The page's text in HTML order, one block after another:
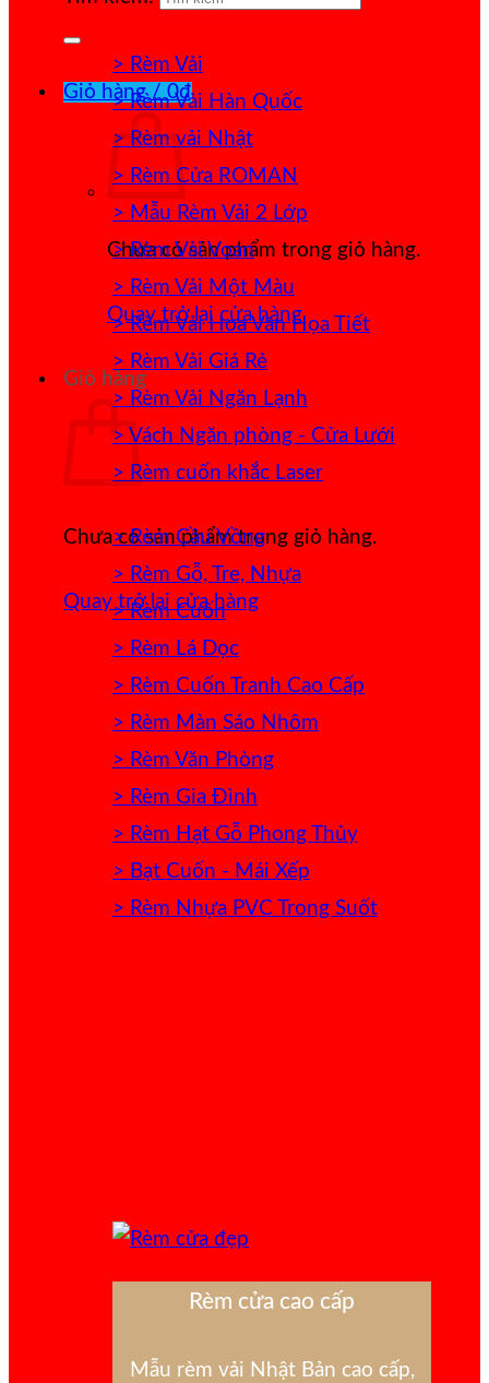
Giỏ hàng /0₫
Chưa có sản phẩm trong giỏ hàng.
Quay trở lại cửa hàng
Giỏ hàng
Chưa có sản phẩm trong giỏ hàng.
Quay trở lại cửa hàng
> Rèm Vải
> Rèm Vải Hàn Quốc
> Rèm vải Nhật
> Rèm Cửa ROMAN
> Mẫu Rèm Vải 2 Lớp
> Rèm Vải Voan
> Rèm Vải Một Màu
> Rèm Vải Hoa Văn Họa Tiết
> Rèm Vải Giá Rẻ
> Rèm Vải Ngăn Lạnh
> Vách Ngăn phòng - Cửa Lưới
> Rèm cuốn khắc Laser
> Rèm Cầu Vồng
> Rèm Gỗ, Tre, Nhựa
> Rèm Cuốn
> Rèm Lá Dọc
> Rèm Cuốn Tranh Cao Cấp
> Rèm Màn Sáo Nhôm
> Rèm Văn Phòng
> Rèm Gia Đình
> Rèm Hạt Gỗ Phong Thủy
> Bạt Cuốn - Mái Xếp
> Rèm Nhựa PVC Trong Suốt
Rèm cửa cao cấp
Mẫu rèm vải Nhật Bản cao cấp,